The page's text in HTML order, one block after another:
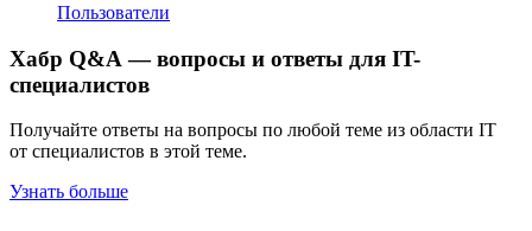
Пользователи
Хабр Q&A — вопросы и ответы для IT-
специалистов
Получайте ответы на вопросы по любой теме из области IT
от специалистов в этой теме.
Узнать больше